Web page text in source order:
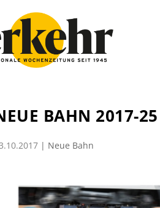
BAHN 2017-25
| Neue Bahn